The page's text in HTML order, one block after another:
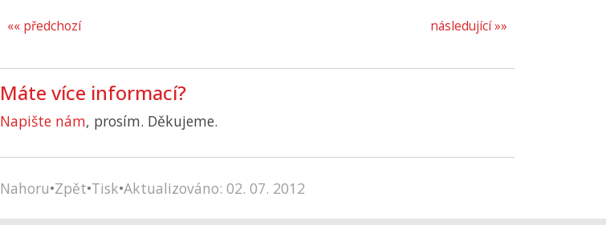
následující »»
«« předchozí
Máte více informací?
Napište nám, prosím. Děkujeme.
Nahoru•Zpět•Tisk•Aktualizováno: 02. 07. 2012